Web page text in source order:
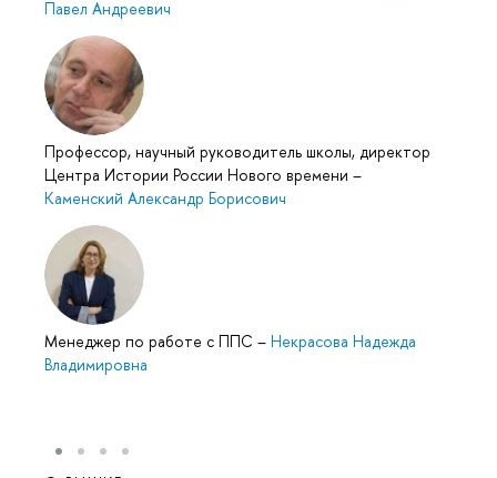
Павел Андреевич
Профессор, научный руководитель школы, директор
Центра Истории России Нового времени –
Каменский Александр Борисович
Менеджер по работе с ППС – Некрасова Надежда
Владимировна